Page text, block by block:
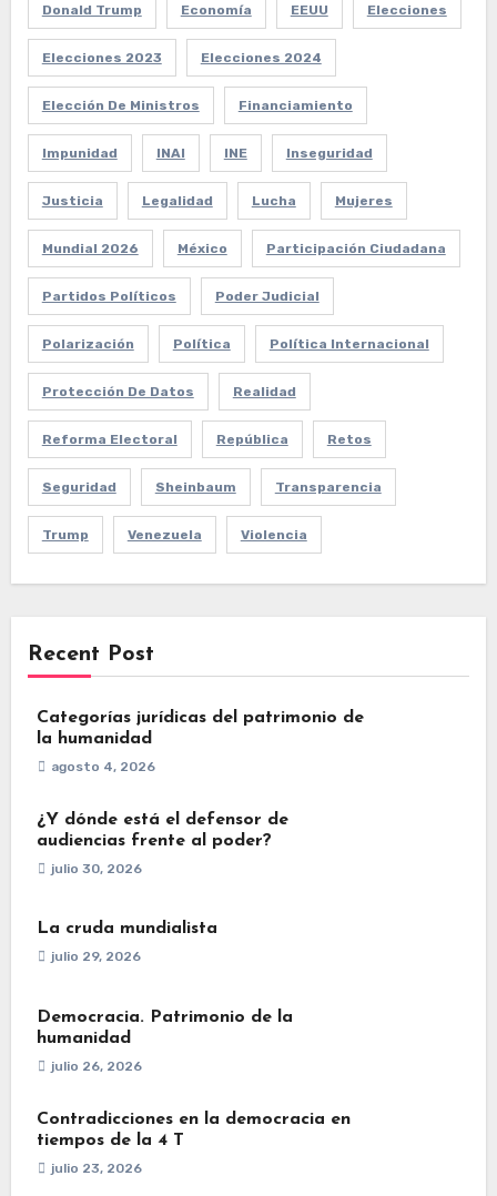
Donald Trump Economía EEUU Elecciones
Elecciones 2023 Elecciones 2024
Elección De Ministros Financiamiento
Impunidad INAI INE Inseguridad
Justicia Legalidad Lucha Mujeres
Mundial 2026 México Participación Ciudadana
Partidos Políticos Poder Judicial
Polarización Política Política Internacional
Protección De Datos Realidad
Reforma Electoral República Retos
Seguridad Sheinbaum Transparencia
Trump Venezuela Violencia
Recent Post
Categorías jurídicas del patrimonio de
la humanidad
agosto 4, 2026
¿Y dónde está el defensor de
audiencias frente al poder?
julio 30, 2026
La cruda mundialista
julio 29, 2026
Democracia. Patrimonio de la
humanidad
julio 26, 2026
Contradicciones en la democracia en
tiempos de la 4 T
julio 23, 2026